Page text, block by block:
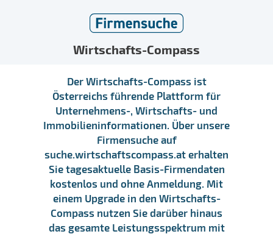
Wirtschafts-Compass
Der Wirtschafts-Compass ist
Österreichs führende Plattform für
Unternehmens-, Wirtschafts- und
Immobilieninformationen. Über unsere
Firmensuche auf
suche.wirtschaftscompass.at erhalten
Sie tagesaktuelle Basis-Firmendaten
kostenlos und ohne Anmeldung. Mit
einem Upgrade in den Wirtschafts-
Compass nutzen Sie darüber hinaus
das gesamte Leistungsspektrum mit